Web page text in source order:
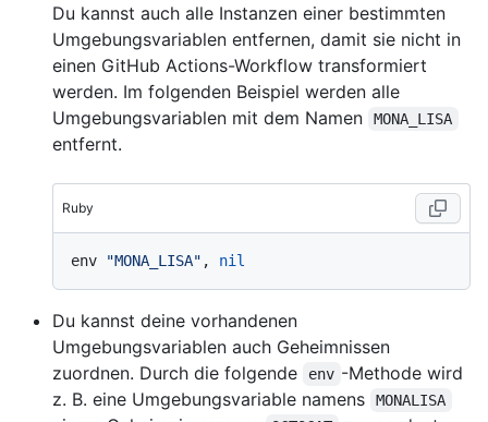
Du kannst auch alle Instanzen einer bestimmten
Umgebungsvariablen entfernen, damit sie nicht in
einen GitHub Actions-Workflow transformiert
werden. Im folgenden Beispiel werden alle
Umgebungsvariablen mit dem Namen
MONA_LISA
entfernt.
Ruby
env "MONA_LISA" , nil
Du kannst deine vorhandenen
Umgebungsvariablen auch Geheimnissen
zuordnen. Durch die folgende
env -Methode wird
z. B. eine Umgebungsvariable namens
MONALISA